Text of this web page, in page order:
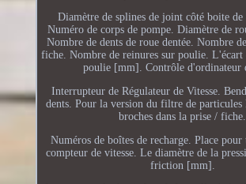
Diamètre de splines de joint côté boite de
Numéro de corps de pompe. Diamètre de
Nombre de dents de roue dentée. Nombre
fiche. Nombre de reinures sur poulie.
poulie [mm]. Contrôle d'ordinateur
Interrupteur de Régulateur de Vitesse.
dents. Pour la version du filtre de particules
broches dans la prise / fiche.
Numéros de boîtes de recharge. Place pour
compteur de vitesse. Le diamètre de la
friction [mm].